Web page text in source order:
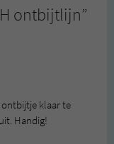
ontbijtlijn”
ontbijtje klaar te
Handig!